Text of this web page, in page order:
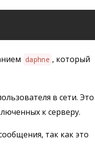
daphne , который
в сети. Это
к серверу.
так как это